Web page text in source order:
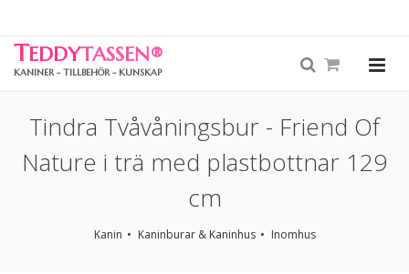
TEDDYTASSEN®
KANINER - TILLBEHÖR - KUNSKAP
Tindra Tvåvåningsbur - Friend Of
Nature i trä med plastbottnar 129
cm
Kanin Kaninburar & Kaninhus Inomhus